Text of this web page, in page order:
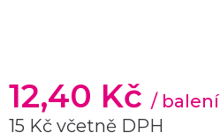
12,40 Kč / balení
15 Kč včetně DPH